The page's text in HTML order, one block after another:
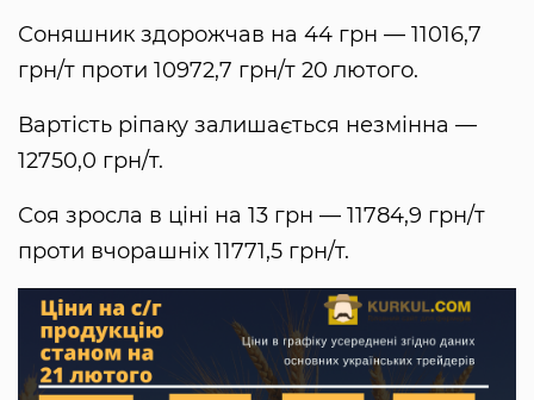
Соняшник здорожчав на 44 грн — 11016,7
грн/т проти 10972,7 грн/т 20 лютого.
Вартість ріпаку залишається незмінна —
12750,0 грн/т.
Соя зросла в ціні на 13 грн — 11784,9 грн/т
проти вчорашніх 11771,5 грн/т.